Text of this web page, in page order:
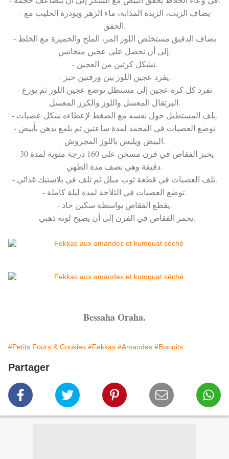
- يضاف الزيت، الزبدة المذابة، ماء الزهر وبودرة الحليب مع
الخفق.
- يضاف الدقيق مستخلص اللوز المر، الملح والخميرة مع الخلط
إلى أن نحصل على عجين متجانس.
- تشكل كرتين من العجين.
- يفرد عجين اللوز بين ورقتين خبز.
- تفرد كل كرة عجين إلى مستطل توضع عجين اللوز ثم يوزع
البرتقال المعسل واللوز والكرز المعسل.
- يلف المستطيل حول نفسه مع الضغط لإعطاءه شكل عصيات.
- توضع العصيات في المجمد لمدة ساعتين ثم يلمع يدهن بأبيض
البيض ويلبس باللوز المجروش.
- يخبز الفقاص في فرن مسخن على 160 درجة مئوية لمدة 30
دقيقة وهي نصف مدة الطهي.
- تلف العصيات في قطعة ثوب مبلل ثم تلف في بلاستيك غدائي.
- توضع العصيات في الثلاجة لمدة ليلة كاملة.
- يقطع الفقاص بواسطة سكين حاد.
- يحمر الفقاص في الفرن إلى أن يصبح لونه ذهبي.
Bessaha Oraha.
#Petits Fours & Cookies #Fekkas #Amandes #Biscuits
Partager